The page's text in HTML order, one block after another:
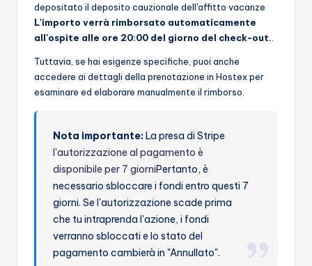
depositato il deposito cauzionale dell'affitto vacanze
L'importo verrà rimborsato automaticamente
all'ospite alle ore 20:00 del giorno del check-out.
Tuttavia, se hai esigenze specifiche, puoi anche
accedere ai dettagli della prenotazione in Hostex per
esaminare ed elaborare manualmente il rimborso.
Nota importante:La presa di Stripe
l'autorizzazione al pagamento è
disponibile per 7 giorniPertanto, è
necessario sbloccare i fondi entro questi 7
giorni. Se l'autorizzazione scade prima
che tu intraprenda l'azione, i fondi
verranno sbloccati e lo stato del
pagamento cambierà in "Annullato".